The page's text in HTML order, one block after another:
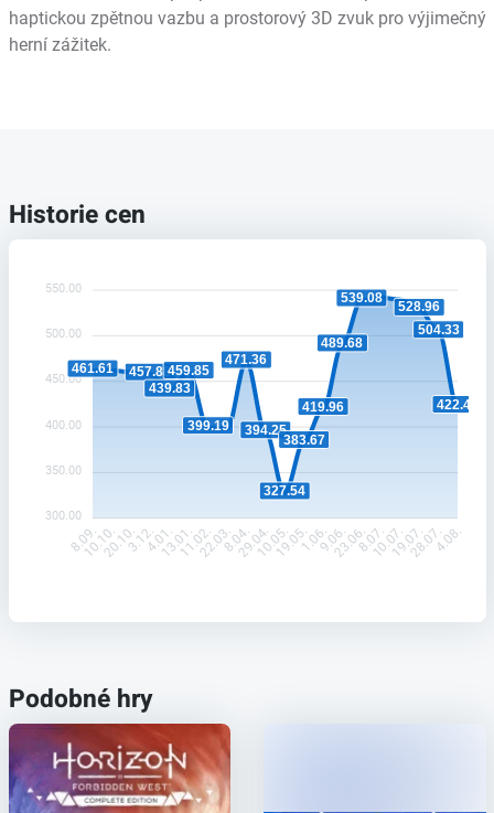
haptickou zpětnou vazbu a prostorový 3D zvuk pro výjimečný
herní zážitek.
Historie cen
550.00
500.00
450.00
400.00
350.00
300.00
461.61
457.88
439.83
459.85
399.19
471.36
394.25
327.54
383.67
419.96
489.68
539.08
528.96
504.33
422.41
8.09.
10.10.20.10.3.12.4.01.
13.01.11.02.22.03.8.04.
29.04.10.05.19.05.1.06.9.06.
23.06.8.07.
10.07.19.07.28.07.4.08.
Podobné hry